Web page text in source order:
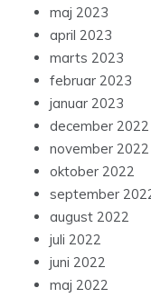
maj 2023
april 2023
marts 2023
februar 2023
januar 2023
december 2022
november 2022
oktober 2022
september
august 2022
juli 2022
juni 2022
maj 2022